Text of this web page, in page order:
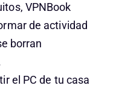
VPNBook
de actividad
borran
el PC de tu casa